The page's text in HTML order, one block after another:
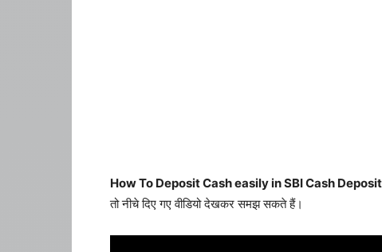
How To Deposit Cash easily in SBI Cash
तो नीचे दिए गए वीडियो देखकर समझ सकते हैं।